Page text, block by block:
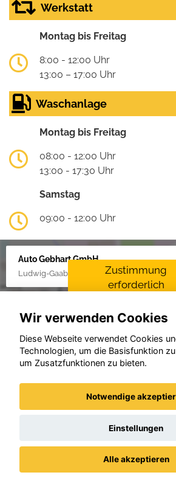
Werkstatt
Montag bis Freitag
8:00 - 12:00 Uhr
13:00 – 17:00 Uhr
Waschanlage
Montag bis Freitag
08:00 - 12:00 Uhr
13:00 - 17:30 Uhr
Samstag
09:00 - 12:00 Uhr
Auto Gebhart GmbH
Ludwig-Gaab-Str. 4, 88427 BadZustimmung
erforderlich
Karten- und
Zustimmung zu den
Datenschutzrichtlinien
Drittanbieter Google LLC
Zustimmen und
aktivieren
Beispiele aus unserem
Wir verwenden Cookies
Diese Webseite verwendet Cookies
Technologien, um die Basisfunktion
um Zusatzfunktionen zu bieten.
Notwendige
Einstellungen
Alle akzeptieren